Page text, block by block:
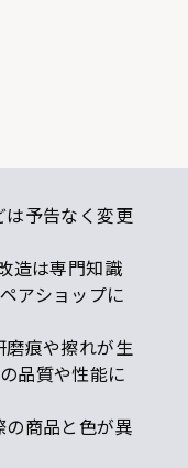
予告なく変更
造は専門知識
アショップに
痕や擦れが生
品質や性能に
商品と色が異